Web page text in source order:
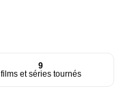
9
films et séries tournés